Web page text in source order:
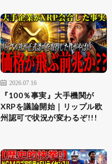
2026.07.16
『100％事実』大手機関が
XRPを議論開始｜リップル欧
州認可で状況が変わるぞ!!!